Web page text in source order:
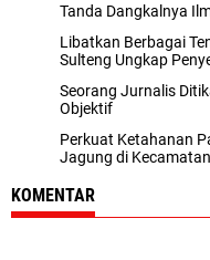
Tanda Dangkalnya
Libatkan Berbagai
Sulteng Ungkap
Seorang Jurnalis
Objektif
Perkuat Ketahanan
Jagung di
KOMENTAR